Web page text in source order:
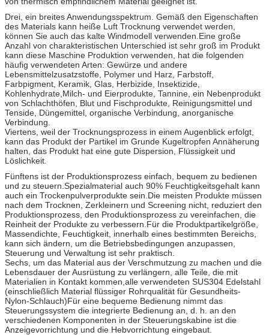
Drei, ein breites Anwendungsspektrum. Gemäß den Eigenschaften
des Materials kann heiße Luft Trocknung verwendet werden,
können Sie auch das kalte Windmodell verwenden.Eine große
Anzahl von charakteristischen Unterschied ist sehr groß im Produkt
kann diese Maschine Produktion verwenden, hat die folgenden
häufig verwendeten Arten: Gewürze und andere
Lebensmittelzusatzstoffe, Polymer und Harz, Farbstoff,
Farbpigment, Keramik, Glas, Herbizide, Insektizide,
Kohlenhydrate,Milch- und Eierprodukte, Tannine, ein Nebenprodukt
von Schlachthöfen, Blut und Fischprodukte, Reinigungsmittel und
Tenside, Düngemittel, organische Verbindung, anorganische
Verbindung.
Viertens, weil der Trocknungsprozess in einem Augenblick erfolgt,
kann das Produkt der Partikel im Grunde Kugeltropfen Annäherung
halten, das Produkt hat eine gute Dispersion, Flüssigkeit und
Löslichkeit.
Fünftens ist der Produktionsprozess einfach, bequem zu bedienen
und zu steuern.Spezialmaterial auch 90% Feuchtigkeitsgehalt kann
auch ein Trockenpulverprodukte sein.Die meisten Produkte müssen
nach dem Trocknen, Zerkleinern und Screening nicht, reduziert den
Produktionsprozess, den Produktionsprozess zu vereinfachen, die
Reinheit der Produkte zu verbessern.Für die Produktpartikelgröße,
Massendichte, Feuchtigkeit, innerhalb eines bestimmten Bereichs,
kann sich ändern, um die Betriebsbedingungen anzupassen,
Steuerung und Verwaltung ist sehr praktisch.
Sechs, um das Material aus der Verschmutzung zu machen und die
Lebensdauer der Ausrüstung zu verlängern, alle Teile, die mit
Materialien in Kontakt kommen,alle verwendeten SUS304 Edelstahl
(einschließlich Material flüssiger Rohrqualität für Gesundheits-
Nylon-Schlauch)Für eine bequeme Bedienung nimmt das
Steuerungssystem die integrierte Bedienung an, d. h. an den
verschiedenen Komponenten in der Steuerungskabine ist die
Anzeigevorrichtung und die Hebvorrichtung eingebaut.